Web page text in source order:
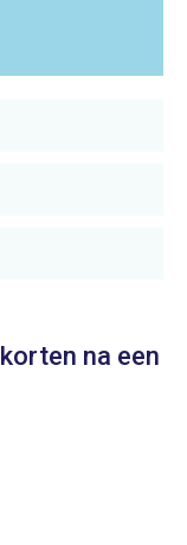
na een